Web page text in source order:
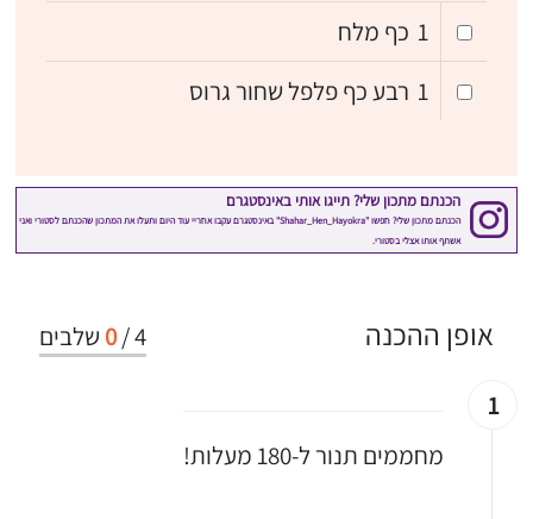
1 כף מלח
1 רבע כף פלפל שחור גרוס
4
/
0 שלבים אופן ההכנה
1
מחממים תנור ל-180 מעלות!